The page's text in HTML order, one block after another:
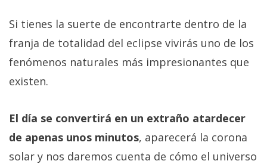
Si tienes la suerte de encontrarte dentro de la
franja de totalidad del eclipse vivirás uno de los
fenómenos naturales más impresionantes que
existen.
El día se convertirá en un extraño atardecer
de apenas unos minutos, aparecerá la corona
solar y nos daremos cuenta de cómo el universo